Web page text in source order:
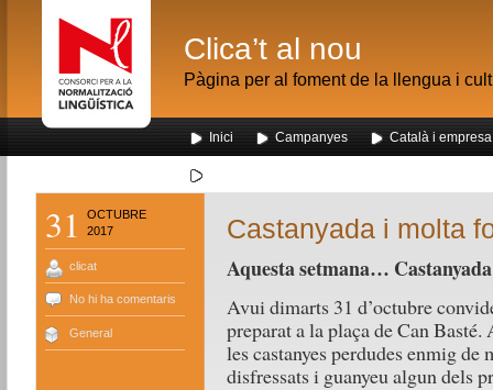
Clica’t al nou
Pàgina per al foment de la llengua i
Inici Campanyes Català i empresa
31
OCTUBRE
2017
clicat
No hi ha comentaris
General
Castanyada i molta
Aquesta setmana…
Avui dimarts 31 d’octubre
preparat a la plaça de Can
les castanyes perdudes enmig
disfressats i guanyeu algun dels